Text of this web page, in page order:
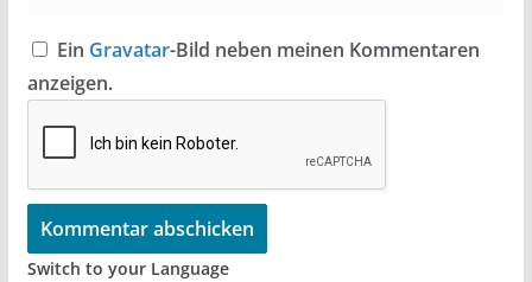
Ein Gravatar-Bild neben meinen Kommentaren
anzeigen.
Switch to your Language